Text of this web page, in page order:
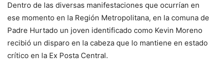
Dentro de las diversas manifestaciones que ocurrían en
ese momento en la Región Metropolitana, en la comuna de
Padre Hurtado un joven identificado como Kevin Moreno
recibió un disparo en la cabeza que lo mantiene en estado
crítico en la Ex Posta Central.